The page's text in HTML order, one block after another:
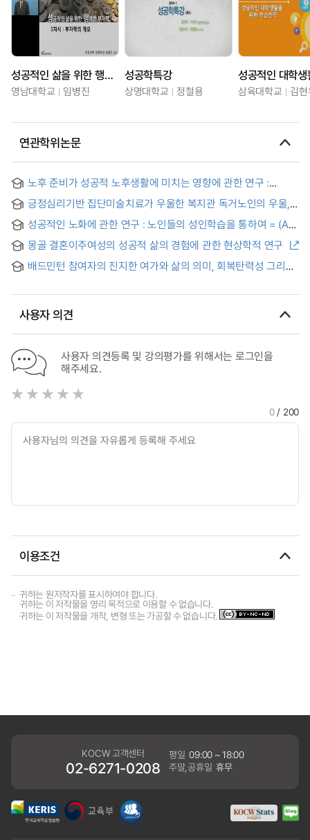
성공적인 삶을 위한 행복한 부자학
영남대학교 임병진
성공학특강
상명대학교 정철용 삼육대학교 김
연관학위논문
노후 준비가 성공적 노후생활에 미치는 영향에 관한 연구 :
perparation for later life on successful aging : with a focus
on the life of Yongin residents
긍정심리기반 집단미술치료가 우울한 복지관 독거노인의 우울,
Positive Psychology-Based Group Art Therapy on
Depression, Successful Aging, Meaning of Life, and
Happiness in Depressed Elderly People Living Alone in
Welfare Facilities
성공적인 노화에 관한 연구 : 노인들의 성인학습을 통하여 = (A)
of Korean elderlies
몽골 결혼이주여성의 성공적 삶의 경험에 관한 현상학적 연구
배드민턴 참여자의 진지한 여가와 삶의 의미, 회복탄력성 그리고
사용자 의견
사용자 의견등록 및 강의평가를 위해서는 로그인을
해주세요.
0/ 200
이용조건
귀하는 원저작자를 표시하여야 합니다.
귀하는 이 저작물을 영리 목적으로 이용할 수 없습니다.
귀하는 이 저작물을 개작, 변형 또는 가공할 수 없습니다.
KOCW 고객센터
02-6271-0208
평일 09:00 ~ 18:00
주말,공휴일 휴무